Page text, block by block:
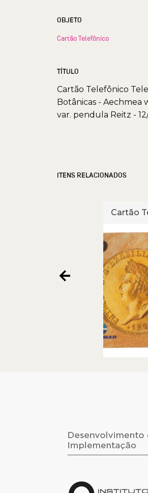
OBJETO
Cartão Telefônico
TÍTULO
Cartão Telefônico
Botânicas - Aechmea
var. pendula Reitz -
ITENS RELACIONADOS
Cartão